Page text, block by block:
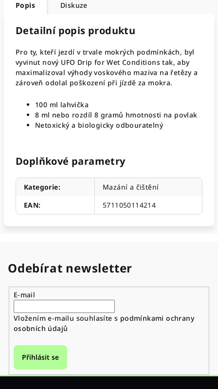
Popis Diskuze
Detailní popis produktu
Pro ty, kteří jezdí v trvale mokrých podmínkách, byl
vyvinut nový UFO Drip for Wet Conditions tak, aby
maximalizoval výhody voskového maziva na řetězy a
zároveň odolal poškození při jízdě za mokra.
100 ml lahvička
8 ml nebo rozdíl 8 gramů hmotnosti na povlak
Netoxický a biologicky odbouratelný
Doplňkové parametry
Kategorie:
Mazání a čištění
EAN: 5711050114214
Odebírat newsletter
E-mail
Vložením e-mailu souhlasíte s podmínkami ochrany
osobních údajů
Přihlásit se